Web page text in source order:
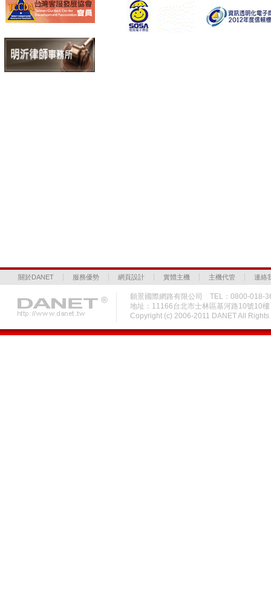
關於DANET 服務優勢 網頁設計 實體主機 主機代管 連絡
願景國際網路有限公司 TEL：0800-018-
地址：11166台北市士林區基河路10號10
Copyright (c) 2006-2011 DANET All